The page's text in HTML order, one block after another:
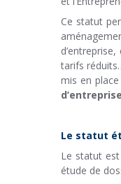
Ce statut
tarifs
mis en
Le statut
Le statut
étude de